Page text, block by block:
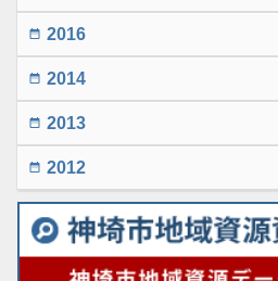
date_range 2016
date_range 2014
date_range 2013
date_range 2012